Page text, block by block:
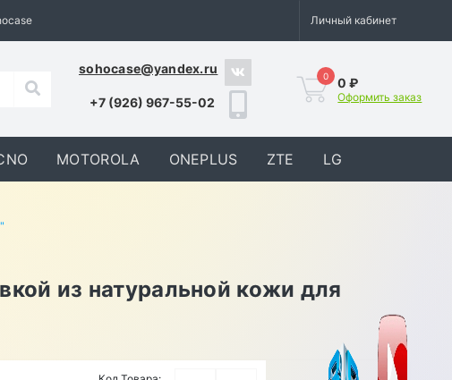
Личный кабинет
sohocase@yandex.ru
+7 (926) 967-55-02
0 0 ₽
Оформить заказ
MOTOROLA ONEPLUS ZTE LG
из натуральной кожи для